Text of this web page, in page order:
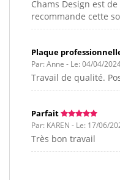
Chams Design est
recommande cette
Plaque
Par: Anne - Le: 04/04/
Travail de qualité.
Parfait
Par: KAREN - Le: 17/06/
Très bon travail